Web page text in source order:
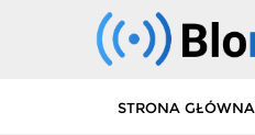
STRONA GŁÓWNA